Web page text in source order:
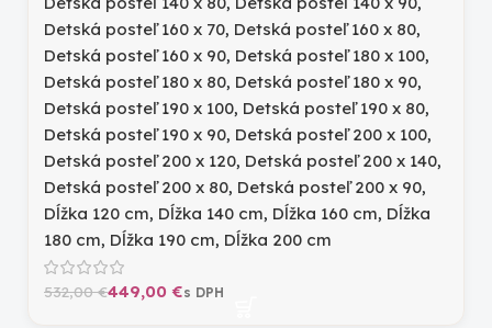
Detská posteľ 160 x 70, Detská posteľ 160 x 80,
Detská posteľ 160 x 90, Detská posteľ 180 x 100,
Detská posteľ 180 x 80, Detská posteľ 180 x 90,
Detská posteľ 190 x 100, Detská posteľ 190 x 80,
Detská posteľ 190 x 90, Detská posteľ 200 x 100,
Detská posteľ 200 x 120, Detská posteľ 200 x 140,
Detská posteľ 200 x 80, Detská posteľ 200 x 90,
Dĺžka 120 cm, Dĺžka 140 cm, Dĺžka 160 cm, Dĺžka
180 cm, Dĺžka 190 cm, Dĺžka 200 cm
532,00€449,00 €